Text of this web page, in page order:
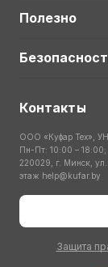
Полезно
Контакты
ООО «Куфар Тех»,
Пн-Пт: 10:00 –
220029, г. Минск,
этаж help@kufar.by
Защита